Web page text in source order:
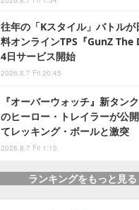
往年の「Kスタイル」バトル
料オンラインTPS『GunZ
4日サービス開始
2026.8.7 Fri 20:45
『オーバーウォッチ』新タン
のヒーロー・トレイラーが公
てレッキング・ボールと激突
2026.8.7 Fri 1:15
ランキングをもっと見る